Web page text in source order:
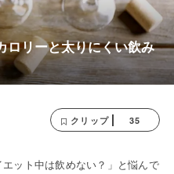
ロリーと太りにくい飲み
クリップ 35
ット中は飲めない？」と悩んで